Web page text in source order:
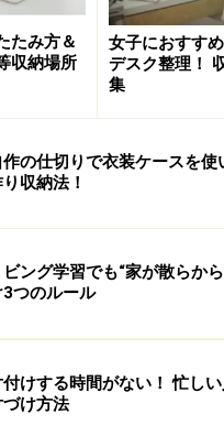
のままですから、部屋の使
で、注目したいのがベッ
ッド、昼間はくつろぐた
き出し収納が付いている
ので、昼用へのチェンジ
トになると、デスクコー
なく、ラウンジチェアを
まれます。この部屋づく
まいにも応用できるアイデ
と使い方がもっと広がりま
たみ方＆
収納場所
女子におすす
デスク整理！
集
作の仕切りで衣装ケースを
収納法！
ビング学習でも“家が散らか
3つのルール
付けする時間がない！ 忙し
づけ方法